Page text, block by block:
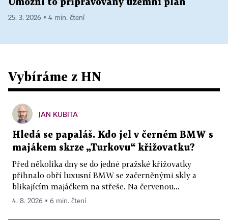
Umožní to připravovaný územní plán
25. 3. 2026 ▪ 4 min. čtení
Vybíráme z HN
JAN KUBITA
Hledá se papaláš. Kdo jel v černém BMW s
majákem skrze „Turkovu“ křižovatku?
Před několika dny se do jedné pražské křižovatky
přihnalo obří luxusní BMW se začerněnými skly a
blikajícím majáčkem na střeše. Na červenou...
4. 8. 2026 ▪ 6 min. čtení